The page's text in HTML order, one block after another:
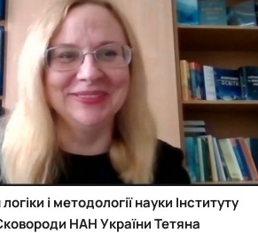
логіки і методології науки Інституту
НАН УкраїниТетяна